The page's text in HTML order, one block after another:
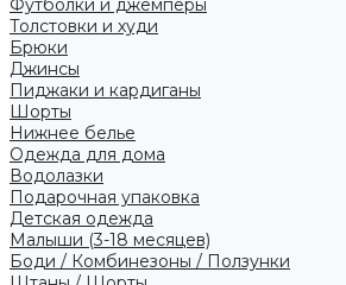
Футболки и джемперы
Толстовки и худи
Брюки
Джинсы
Пиджаки и кардиганы
Шорты
Нижнее белье
Одежда для дома
Водолазки
Подарочная упаковка
Детская одежда
Малыши (3-18 месяцев)
Боди / Комбинезоны / Ползунки